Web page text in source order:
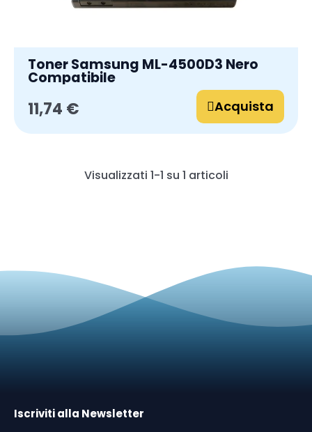
Toner Samsung ML-4500D3 Nero
Compatibile
11,74 € Acquista
Visualizzati 1-1 su 1 articoli
Iscriviti alla Newsletter